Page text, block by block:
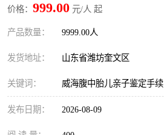
价格： 999.00 元/人 起
产品数量： 9999.00人
发货地址： 山东省潍坊奎文区
关键词： 威海腹中胎儿亲子鉴定手续
发布日期： 2026-08-09